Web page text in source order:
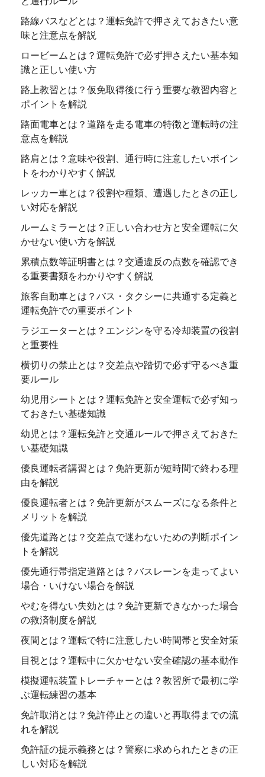
路線バスなどとは？運転免許で押さえておきたい意
味と注意点を解説
ロービームとは？運転免許で必ず押さえたい基本知
識と正しい使い方
路上教習とは？仮免取得後に行う重要な教習内容と
ポイントを解説
路面電車とは？道路を走る電車の特徴と運転時の注
意点を解説
路肩とは？意味や役割、通行時に注意したいポイン
トをわかりやすく解説
レッカー車とは？役割や種類、遭遇したときの正し
い対応を解説
ルームミラーとは？正しい合わせ方と安全運転に欠
かせない使い方を解説
累積点数等証明書とは？交通違反の点数を確認でき
る重要書類をわかりやすく解説
旅客自動車とは？バス・タクシーに共通する定義と
運転免許での重要ポイント
ラジエーターとは？エンジンを守る冷却装置の役割
と重要性
横切りの禁止とは？交差点や踏切で必ず守るべき重
要ルール
幼児用シートとは？運転免許と安全運転で必ず知っ
ておきたい基礎知識
幼児とは？運転免許と交通ルールで押さえておきた
い基礎知識
優良運転者講習とは？免許更新が短時間で終わる理
由を解説
優良運転者とは？免許更新がスムーズになる条件と
メリットを解説
優先道路とは？交差点で迷わないための判断ポイン
トを解説
優先通行帯指定道路とは？バスレーンを走ってよい
場合・いけない場合を解説
やむを得ない失効とは？免許更新できなかった場合
の救済制度を解説
夜間とは？運転で特に注意したい時間帯と安全対策
目視とは？運転中に欠かせない安全確認の基本動作
模擬運転装置トレーチャーとは？教習所で最初に学
ぶ運転練習の基本
免許取消とは？免許停止との違いと再取得までの流
れを解説
免許証の提示義務とは？警察に求められたときの正
しい対応を解説